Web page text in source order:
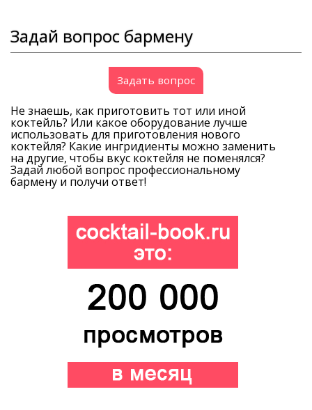
Задай вопрос бармену
Задать вопрос
Не знаешь, как приготовить тот или иной
коктейль? Или какое оборудование лучше
использовать для приготовления нового
коктейля? Какие ингридиенты можно заменить
на другие, чтобы вкус коктейля не поменялся?
Задай любой вопрос профессиональному
бармену и получи ответ!